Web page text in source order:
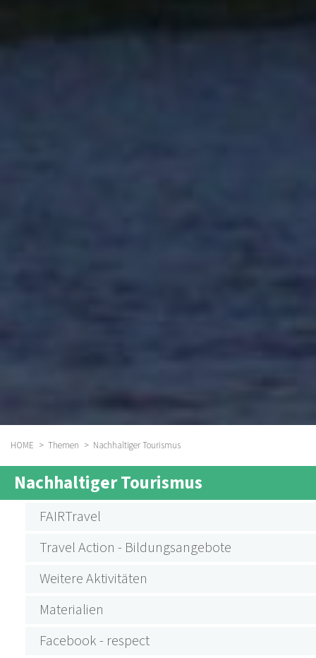
BREADCRUMB
HOME Themen Nachhaltiger Tourismus
SUBMENU
AKTIVITÄTEN
NACHHALTIGER
TOURISMUS
Nachhaltiger Tourismus
FAIRTravel
Travel Action - Bildungsangebote
Weitere Aktivitäten
Materialien
Facebook - respect